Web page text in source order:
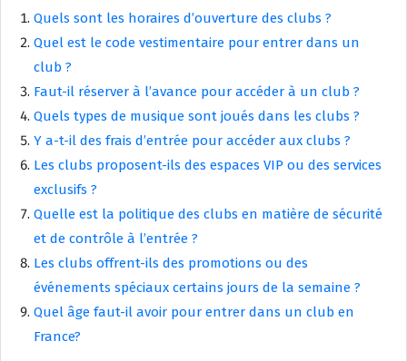
Quels sont les horaires d’ouverture des clubs ?
Quel est le code vestimentaire pour entrer dans un
club ?
Faut-il réserver à l’avance pour accéder à un club ?
Quels types de musique sont joués dans les clubs ?
Y a-t-il des frais d’entrée pour accéder aux clubs ?
Les clubs proposent-ils des espaces VIP ou des services
exclusifs ?
Quelle est la politique des clubs en matière de sécurité
et de contrôle à l’entrée ?
Les clubs offrent-ils des promotions ou des
événements spéciaux certains jours de la semaine ?
Quel âge faut-il avoir pour entrer dans un club en
France?